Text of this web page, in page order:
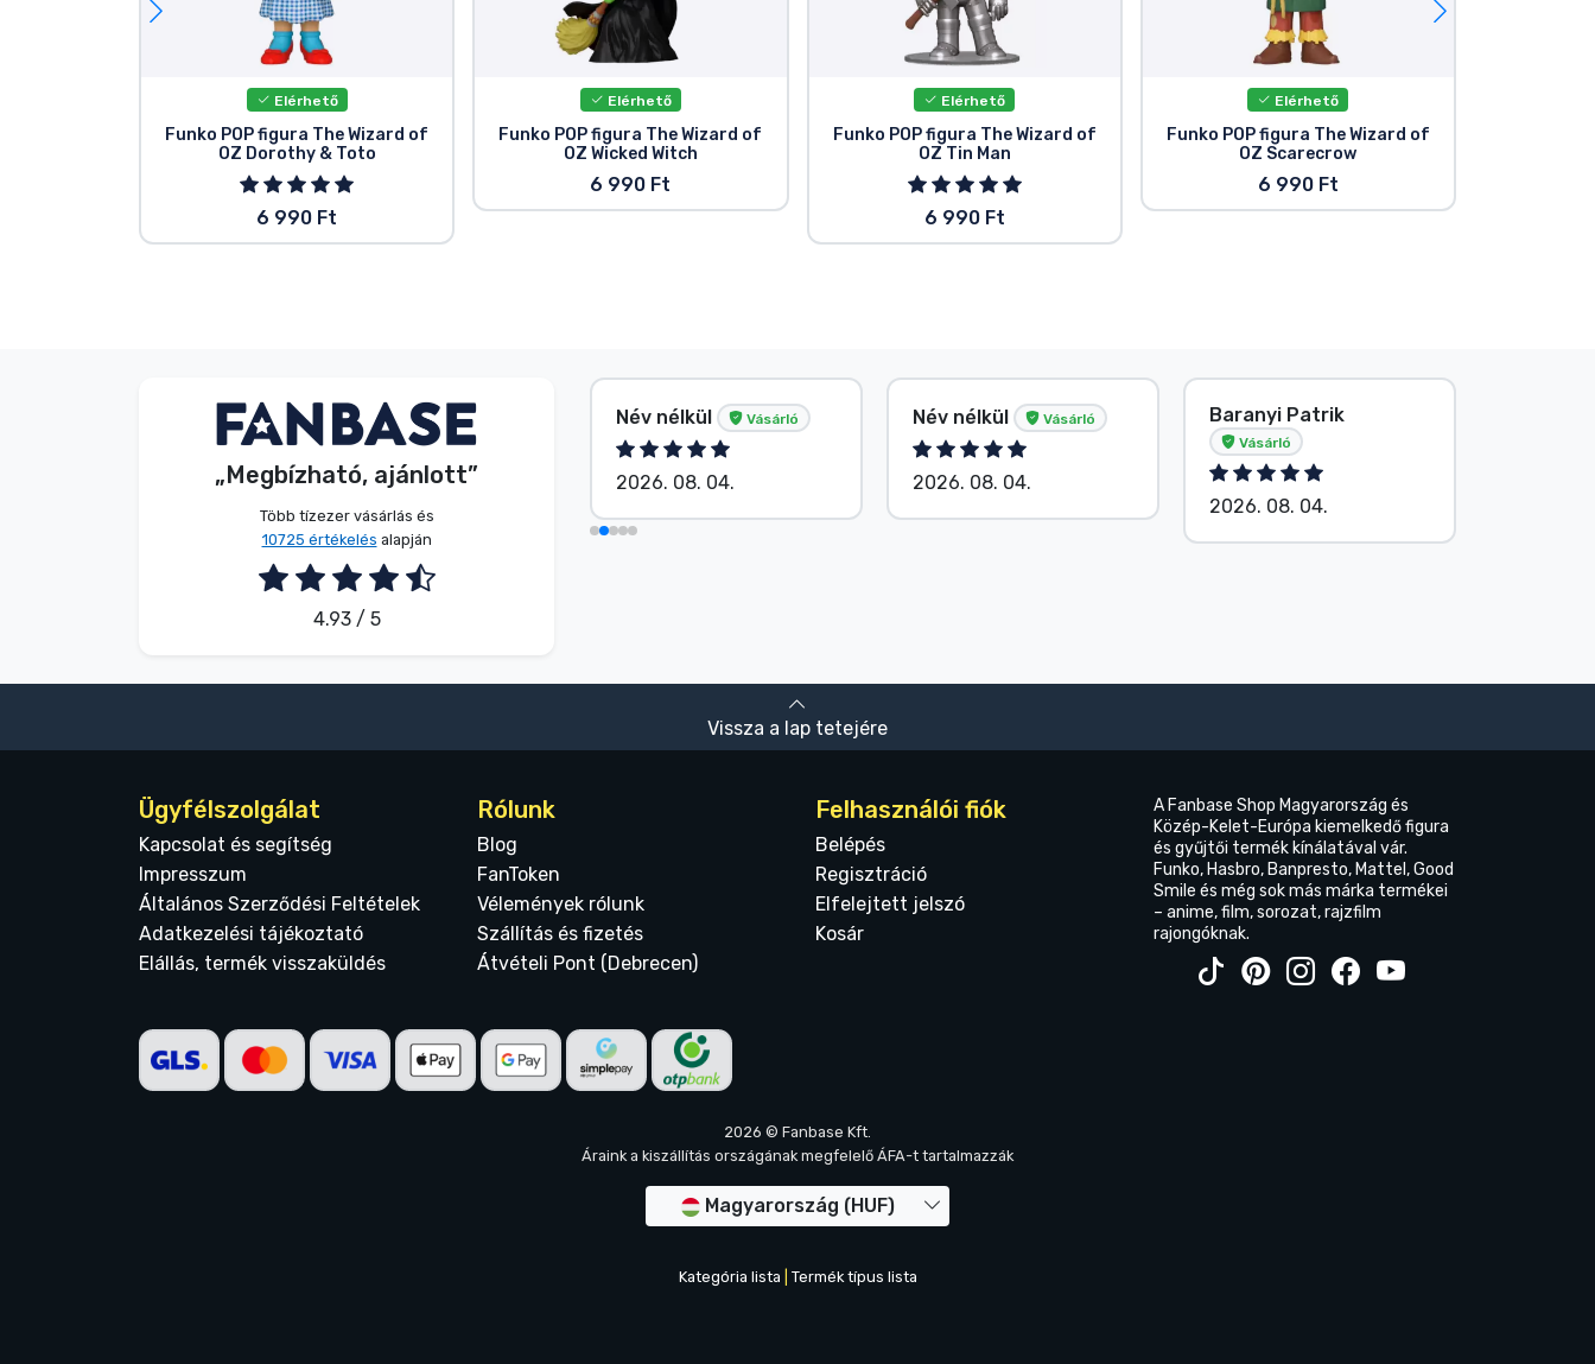
Elérhető
Funko POP figura The Wizard of
OZ Dorothy & Toto
6 990 Ft
Elérhető
Funko POP figura The Wizard of
OZ Wicked Witch
6 990 Ft
Elérhető
Funko POP figura The Wizard of
OZ Tin Man
6 990 Ft
Elérhető
Funko POP figura The Wizard of
OZ Scarecrow
6 990 Ft
„Megbízható, ajánlott”
Több tízezer vásárlás és
10725 értékelés alapján
4.93 / 5
Név nélkül Vásárló
2026. 08. 05.
Név nélkül Vásárló
2026. 08. 04.
Név nélkül Vásárló
2026. 08. 04.
Baranyi Patrik
Vásárló
2026. 08. 04.
Vissza a lap tetejére
Ügyfélszolgálat
Kapcsolat és segítség
Impresszum
Általános Szerződési Feltételek
Adatkezelési tájékoztató
Elállás, termék visszaküldés
Rólunk
Blog
FanToken
Vélemények rólunk
Szállítás és fizetés
Átvételi Pont (Debrecen)
Felhasználói fiók
Belépés
Regisztráció
Elfelejtett jelszó
Kosár
A Fanbase Shop Magyarország és
Közép-Kelet-Európa kiemelkedő figura
és gyűjtői termék kínálatával vár.
Funko, Hasbro, Banpresto, Mattel, Good
Smile és még sok más márka termékei
– anime, film, sorozat, rajzfilm
rajongóknak.
2026 © Fanbase Kft.
Áraink a kiszállítás országának megfelelő ÁFA-t tartalmazzák
Magyarország (HUF)
Kategória lista Termék típus lista